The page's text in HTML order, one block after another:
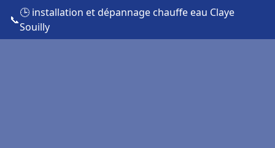
📞
🕒 installation et dépannage chauffe eau Claye
Souilly